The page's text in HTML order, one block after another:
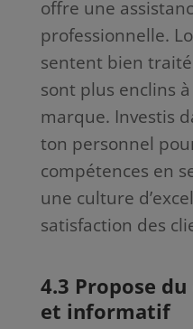
offre une
professionnelle.
sentent bien
sont plus enclins
marque. Investis
ton personnel
compétences en
une culture
satisfaction des
4.3 Propose
et informatif